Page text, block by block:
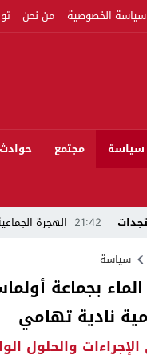
سياسة الخصوصية من نحن
سياسة مجتمع حوادث
21:42 الهجرة
21:16
08:50 مبادرات
22:59 رئيس جماعة
09:55 تساؤلات.. كيف
سياسة
بجماعة
نادية تهامي
والحلول